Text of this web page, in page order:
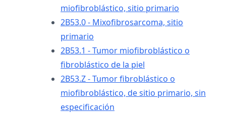
miofibroblástico, sitio primario
2B53.0 - Mixofibrosarcoma, sitio
primario
2B53.1 - Tumor miofibroblástico o
fibroblástico de la piel
2B53.Z - Tumor fibroblástico o
miofibroblástico, de sitio primario, sin
especificación